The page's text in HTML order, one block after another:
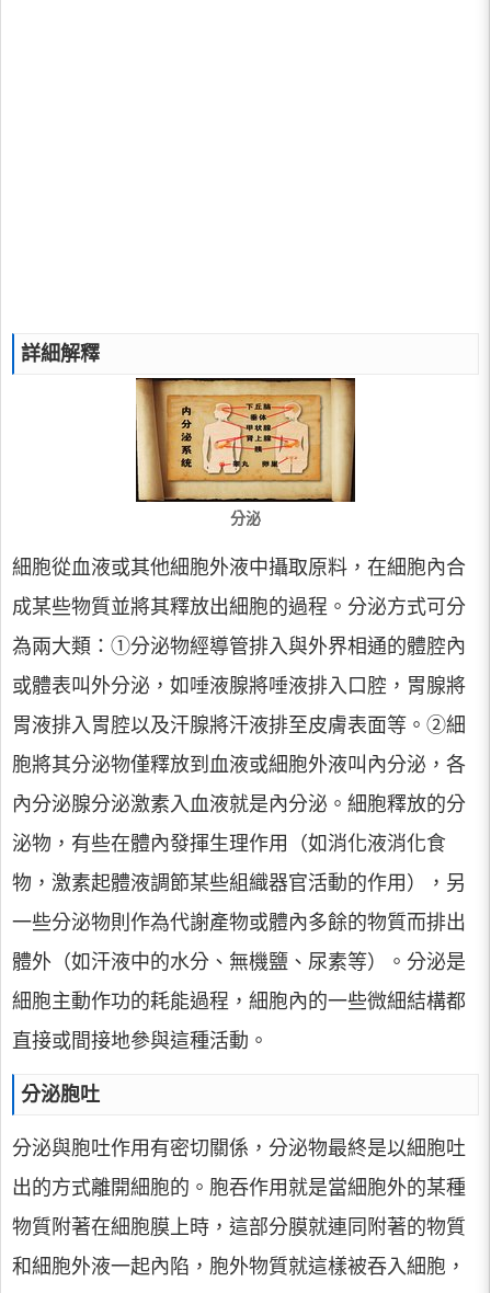
詳細解釋
分泌
細胞從血液或其他細胞外液中攝取原料，在細胞內合
成某些物質並將其釋放出細胞的過程。分泌方式可分
為兩大類：①分泌物經導管排入與外界相通的體腔內
或體表叫外分泌，如唾液腺將唾液排入口腔，胃腺將
胃液排入胃腔以及汗腺將汗液排至皮膚表面等。②細
胞將其分泌物僅釋放到血液或細胞外液叫內分泌，各
內分泌腺分泌激素入血液就是內分泌。細胞釋放的分
泌物，有些在體內發揮生理作用（如消化液消化食
物，激素起體液調節某些組織器官活動的作用），另
一些分泌物則作為代謝產物或體內多餘的物質而排出
體外（如汗液中的水分、無機鹽、尿素等）。分泌是
細胞主動作功的耗能過程，細胞內的一些微細結構都
直接或間接地參與這種活動。
分泌胞吐
分泌與胞吐作用有密切關係，分泌物最終是以細胞吐
出的方式離開細胞的。胞吞作用就是當細胞外的某種
物質附著在細胞膜上時，這部分膜就連同附著的物質
和細胞外液一起內陷，胞外物質就這樣被吞入細胞，